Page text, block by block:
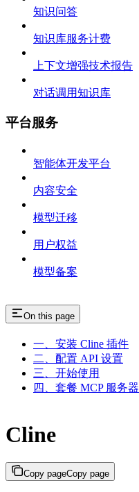
知识问答
知识库服务计费
上下文增强技术报告
对话调用知识库
平台服务
智能体开发平台
内容安全
模型迁移
用户权益
模型备案
On this page
一、安装 Cline 插件
二、配置 API 设置
三、开始使用
四、套餐 MCP 服务器
Cline
Copy pageCopy page